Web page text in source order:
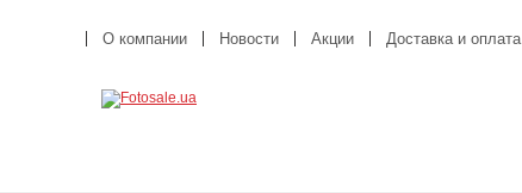
О компании Новости Акции Доставка и оплата